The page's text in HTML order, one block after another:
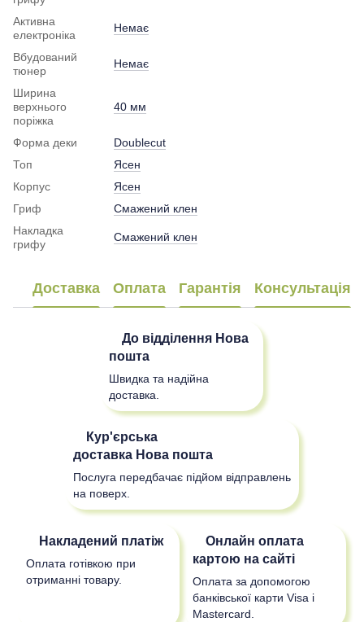
Активна
електроніка
Немає
Вбудований
тюнер
Немає
Ширина
верхнього
поріжка
40 мм
Форма деки
Doublecut
Топ
Ясен
Корпус
Ясен
Гриф
Смажений клен
Накладка
грифу
Смажений клен
Доставка Оплата Гарантія Консультація
До відділення Нова
пошта
Швидка та надійна
доставка.
Кур'єрська
доставка Нова пошта
Послуга передбачає підйом відправлень
на поверх.
Накладений платіж
Оплата готівкою при
отриманні товару.
Онлайн оплата
картою на сайті
Оплата за допомогою
банківської карти Visa і
Mastercard.